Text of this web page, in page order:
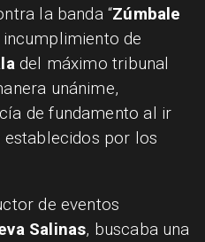
la banda “Zúmbale
de
del máximo tribunal
unánime,
de fundamento al ir
por los
de eventos
Salinas, buscaba una